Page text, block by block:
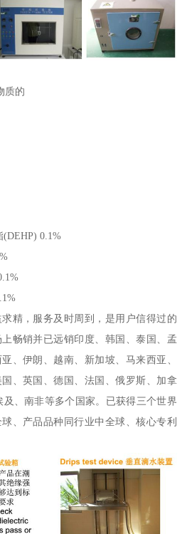
质的
0.1%
精，服务及时周到，是用户信得过的
畅销并已远销印度、韩国、泰国、孟
、伊朗、越南、新加坡、马来西亚、
、英国、德国、法国、俄罗斯、加拿
、南非等多个国家。已获得三个世界
、产品品种同行业中全球、核心专利